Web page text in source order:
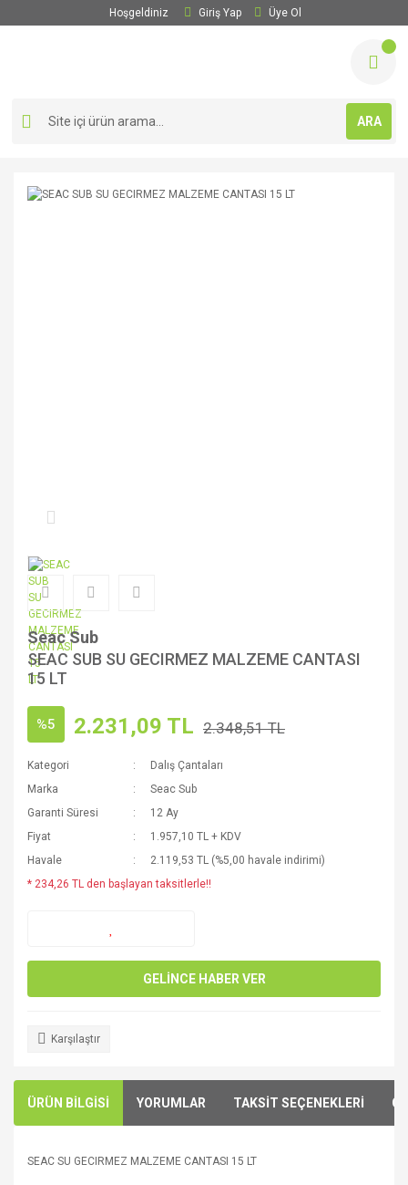
Hoşgeldiniz Giriş Yap Üye Ol
ARA
Seac Sub
SEAC SUB SU GECIRMEZ MALZEME CANTASI
15 LT
%5 2.231,09 TL 2.348,51 TL
Kategori
Dalış Çantaları
Marka
Seac Sub
Garanti Süresi
12 Ay
Fiyat
1.957,10 TL + KDV
Havale
2.119,53 TL (%5,00 havale indirimi)
* 234,26 TL den başlayan taksitlerle!!
GELİNCE HABER VER
Karşılaştır
ÜRÜN BİLGİSİ YORUMLAR TAKSİT SEÇENEKLERİ
SEAC SU GECIRMEZ MALZEME CANTASI 15 LT